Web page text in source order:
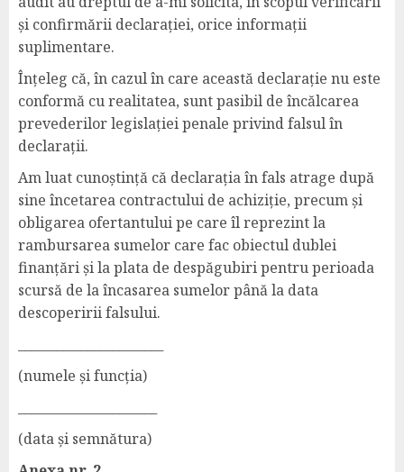
și confirmării declarației, orice informații
suplimentare.
Înțeleg că, în cazul în care această declarație nu este
conformă cu realitatea, sunt pasibil de încălcarea
prevederilor legislației penale privind falsul în
declarații.
Am luat cunoștință că declarația în fals atrage după
sine încetarea contractului de achiziție, precum și
obligarea ofertantului pe care îl reprezint la
rambursarea sumelor care fac obiectul dublei
finanțări și la plata de despăgubiri pentru perioada
scursă de la încasarea sumelor până la data
descoperirii falsului.
(numele și funcția)
(data și semnătura)